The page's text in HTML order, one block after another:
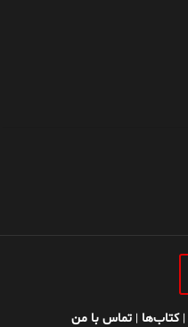
|کتاب‌ها |تماس با من